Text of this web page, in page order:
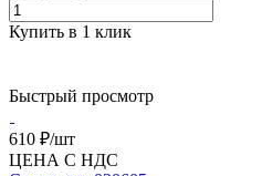
Купить в 1 клик
Быстрый просмотр
610 ₽/шт
ЦЕНА С НДС